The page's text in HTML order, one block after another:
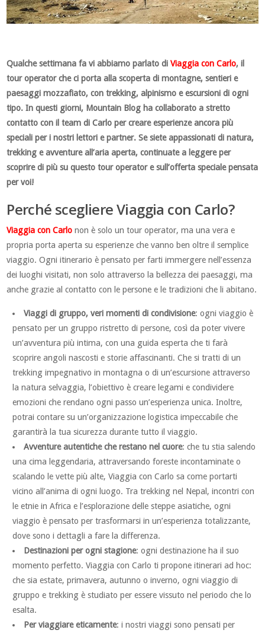
Qualche settimana fa vi abbiamo parlato diViaggia con Carlo, il
tour operator che ci porta alla scoperta di montagne, sentieri e
paesaggi mozzafiato, con trekking, alpinismo e escursioni di ogni
tipo. In questi giorni, Mountain Blog ha collaborato a stretto
contatto con il team di Carlo per creare esperienze ancora più
speciali per i nostri lettori e partner. Se siete appassionati di natura,
trekking e avventure all’aria aperta, continuate a leggere per
scoprire di più su questo tour operator e sull’offerta speciale pensata
per voi!
Perché scegliere Viaggia con Carlo?
Viaggia con Carlo non è solo un tour operator, ma una vera e
propria porta aperta su esperienze che vanno ben oltre il semplice
viaggio. Ogni itinerario è pensato per farti immergere nell’essenza
dei luoghi visitati, non solo attraverso la bellezza dei paesaggi, ma
anche grazie al contatto con le persone e le tradizioni che li abitano.
Viaggi di gruppo, veri momenti di condivisione: ogni viaggio è
pensato per un gruppo ristretto di persone, così da poter vivere
un’avventura più intima, con una guida esperta che ti farà
scoprire angoli nascosti e storie affascinanti. Che si tratti di un
trekking impegnativo in montagna o di un’escursione attraverso
la natura selvaggia, l’obiettivo è creare legami e condividere
emozioni che rendano ogni passo un’esperienza unica. Inoltre,
potrai contare su un’organizzazione logistica impeccabile che
garantirà la tua sicurezza durante tutto il viaggio.
Avventure autentiche che restano nel cuore: che tu stia salendo
una cima leggendaria, attraversando foreste incontaminate o
scalando le vette più alte, Viaggia con Carlo sa come portarti
vicino all’anima di ogni luogo. Tra trekking nel Nepal, incontri con
le etnie in Africa e l’esplorazione delle steppe asiatiche, ogni
viaggio è pensato per trasformarsi in un’esperienza totalizzante,
dove sono i dettagli a fare la differenza.
Destinazioni per ogni stagione: ogni destinazione ha il suo
momento perfetto. Viaggia con Carlo ti propone itinerari ad hoc:
che sia estate, primavera, autunno o inverno, ogni viaggio di
gruppo e trekking è studiato per essere vissuto nel periodo che lo
esalta.
Per viaggiare eticamente: i nostri viaggi sono pensati per